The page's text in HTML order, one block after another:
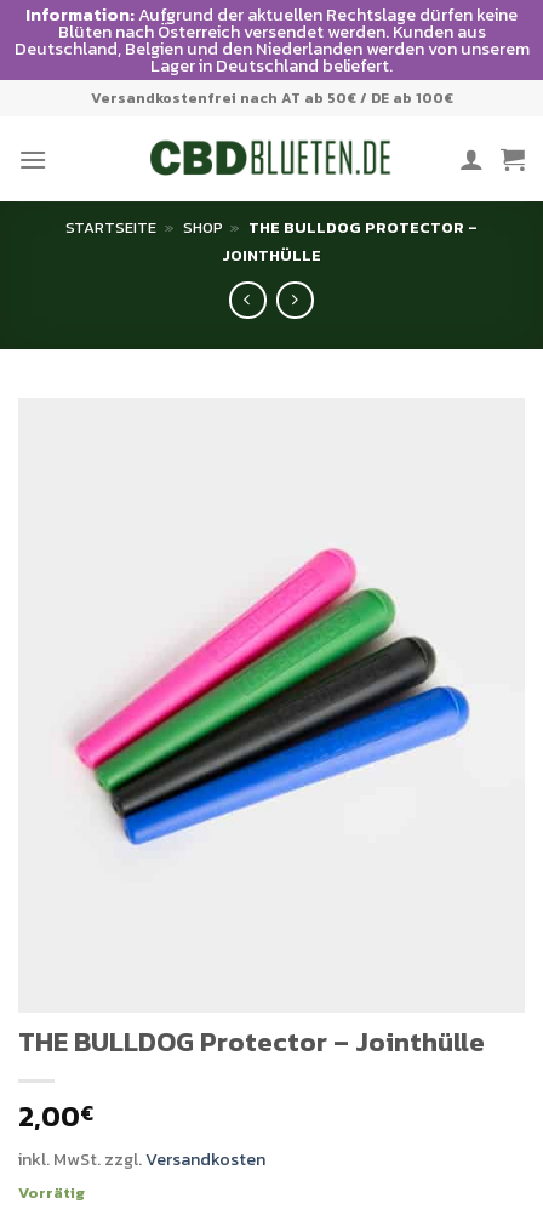
Information:Aufgrund der aktuellen Rechtslage dürfen keine
Blüten nach Österreich versendet werden. Kunden aus
Deutschland, Belgien und den Niederlanden werden von unserem
Lager in Deutschland beliefert.
springen
Versandkostenfrei nach AT ab 50€ / DE ab 100€
STARTSEITE » SHOP » THE BULLDOG PROTECTOR –
JOINTHÜLLE
THE BULLDOG Protector – Jointhülle
2,00€
inkl. MwSt.zzgl.Versandkosten
Vorrätig